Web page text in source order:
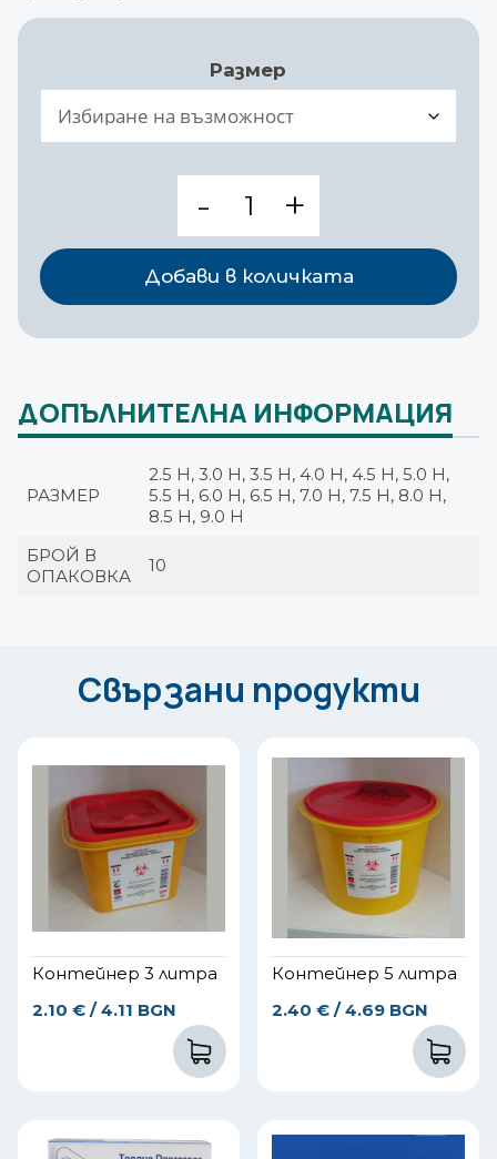
Размер
ИНТУБАЦИОННИ
Добави в количката
ДОПЪЛНИТЕЛНА ИНФОРМАЦИЯ
РАЗМЕР
2.5 Н, 3.0 Н, 3.5 Н, 4.0 Н, 4.5 Н, 5.0 Н,
5.5 Н, 6.0 Н, 6.5 Н, 7.0 Н, 7.5 Н, 8.0 Н,
8.5 Н, 9.0 Н
БРОЙ В
ОПАКОВКА
10
Свързани продукти
Контейнер 3 литра
2.10 € / 4.11 BGN
Контейнер 5 литра
2.40 € / 4.69 BGN